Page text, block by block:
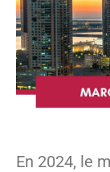
En 2024, le